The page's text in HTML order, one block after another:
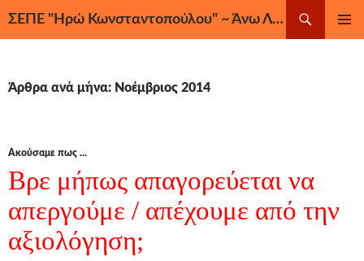
ΣΕΠΕ "Ηρώ Κωνσταντοπούλου" ~ Άνω Λιόσια, Ζεφύρι, Φυλή
Άρθρα ανά μήνα: Νοέμβριος 2014
Ακούσαμε πως ...
Βρε μήπως απαγορεύεται να
απεργούμε / απέχουμε από την
αξιολόγηση;